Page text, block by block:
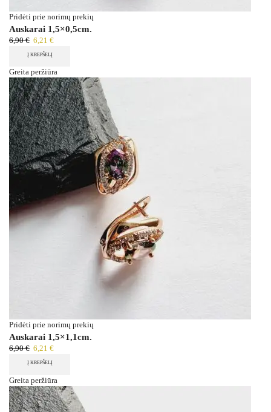
Pridėti prie norimų prekių
Auskarai 1,5×0,5cm.
6,90€ 6,21 €
Į KREPŠELĮ
Greita peržiūra
Pridėti prie norimų prekių
Auskarai 1,5×1,1cm.
6,90€ 6,21 €
Į KREPŠELĮ
Greita peržiūra